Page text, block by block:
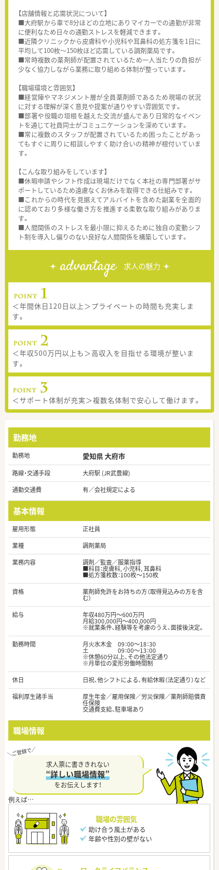
【店舗情報と応需状況について】
■大府駅から車で8分ほどの立地にありマイカーでの通勤が非常
に便利なため日々の通勤ストレスを軽減できます。
■近隣クリニックから皮膚科や小児科や耳鼻科の処方箋を1日に
平均して100枚～150枚ほど応需している調剤薬局です。
■常時複数の薬剤師が配置されているため一人当たりの負担が
少なく協力しながら業務に取り組める体制が整っています。
【職場環境と雰囲気】
■経営陣やマネジメント層が全員薬剤師であるため現場の状況
に対する理解が深く意見や提案が通りやすい雰囲気です。
■部署や役職の垣根を越えた交流が盛んであり日常的なイベン
トを通じて社員同士がコミュニケーションを深めています。
■常に複数のスタッフが配置されているため困ったことがあっ
てもすぐに周りに相談しやすく助け合いの精神が根付いていま
す。
【こんな取り組みをしています】
■休暇申請やシフト作成は現場だけでなく本社の専門部署がサ
ポートしているため遠慮なくお休みを取得できる仕組みです。
■これからの時代を見据えてアルバイトを含めた副業を全面的
に認めており多様な働き方を推進する柔軟な取り組みがありま
す。
■人間関係のストレスを最小限に抑えるために独自の変動シフ
ト制を導入し偏りのない良好な人間関係を構築しています。
advantage 求人の魅力
＜年間休日120日以上＞プライベートの時間も充実しま
す。
＜年収500万円以上も＞高収入を目指せる環境が整いま
す。
＜サポート体制が充実＞複数名体制で安心して働けます。
勤務地
勤務地 愛知県 大府市
路線・交通手段
大府駅 (JR武豊線)
通勤交通費
有／会社規定による
基本情報
雇用形態
正社員
業種
調剤薬局
業務内容
調剤／監査／服薬指導
■科目：皮膚科, 小児科, 耳鼻科
■処方箋枚数：100枚～150枚
資格
薬剤師免許をお持ちの方（取得見込みの方を含
む）
給与
年収480万円～600万円
月給300,000円～400,000円
※就業条件、経験等を考慮のうえ、面接後決定。
勤務時間
月火水木金 09：00～18：30
土 09：00～13：00
※休憩60分以上、その他法定通り
※月単位の変形労働時間制
休日
日祝、他シフトによる、有給休暇（法定通り）など
福利厚生諸手当
厚生年金／雇用保険／労災保険／薬剤師賠償責
任保険
交通費支給、駐車場あり
職場情報
求人票に書ききれない
“詳しい職場情報”
をお伝えします！
職場の雰囲気
助け合う風土がある
年齢や性別の壁がない